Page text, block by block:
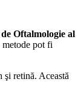
Oftalmologie al
metode pot fi
şi retină. Această